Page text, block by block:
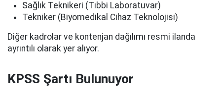
Sağlık Teknikeri (Tıbbi Laboratuvar)
Tekniker (Biyomedikal Cihaz Teknolojisi)
Diğer kadrolar ve kontenjan dağılımı resmi ilanda
ayrıntılı olarak yer alıyor.
KPSS Şartı Bulunuyor